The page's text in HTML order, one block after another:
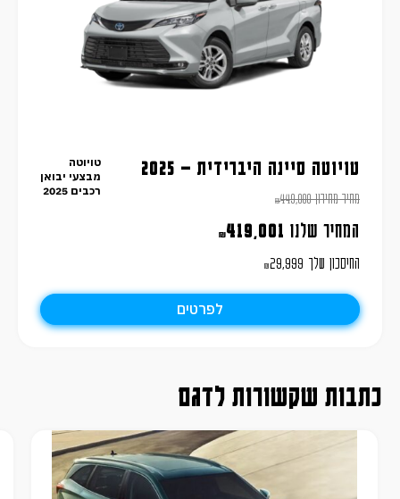
טויוטה סיינה היברידית – 2025
מחיר מחירון ₪449,000
המחיר שלנו ₪419,001
החיסכון שלך ₪29,999
טויוטה
מבצעי יבואן
רכבים 2025
לפרטים
כתבות שקשורות לדגם